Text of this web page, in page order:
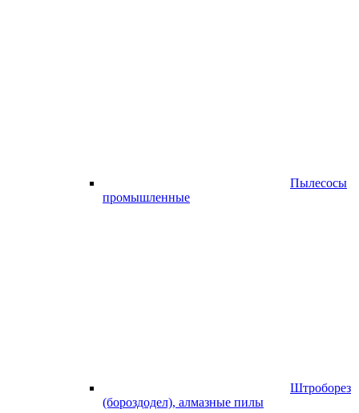
Пылесосы
промышленные
Штроборез
(бороздодел), алмазные пилы